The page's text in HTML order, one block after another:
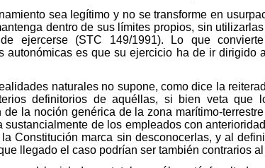
sea legítimo y no se transforme en
dentro de sus límites propios, sin
ejercerse (STC 149/1991). Lo que convierte
autonómicas es que su ejercicio ha de ir dirigido
naturales no supone, como dice la
definitorios de aquéllas, si bien veta que
la noción genérica de la zona marítimo-
de los empleados con
Constitución marca sin desconocerlas, y al
llegado el caso podrían ser también contrarios